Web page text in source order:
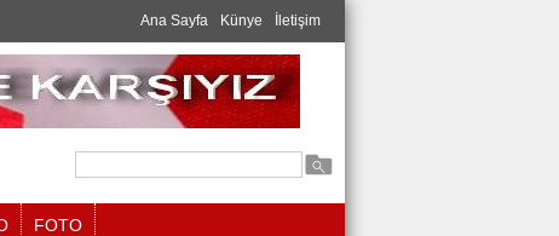
Ana Sayfa Künye İletişim
FOTO